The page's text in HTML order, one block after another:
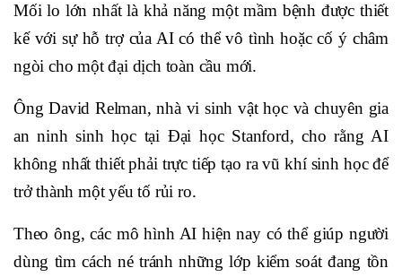
Mối lo lớn nhất là khả năng một mầm bệnh được thiết
kế với sự hỗ trợ của AI có thể vô tình hoặc cố ý châm
ngòi cho một đại dịch toàn cầu mới.
Ông David Relman, nhà vi sinh vật học và chuyên gia
an ninh sinh học tại Đại học Stanford, cho rằng AI
không nhất thiết phải trực tiếp tạo ra vũ khí sinh học để
trở thành một yếu tố rủi ro.
Theo ông, các mô hình AI hiện nay có thể giúp người
dùng tìm cách né tránh những lớp kiểm soát đang tồn